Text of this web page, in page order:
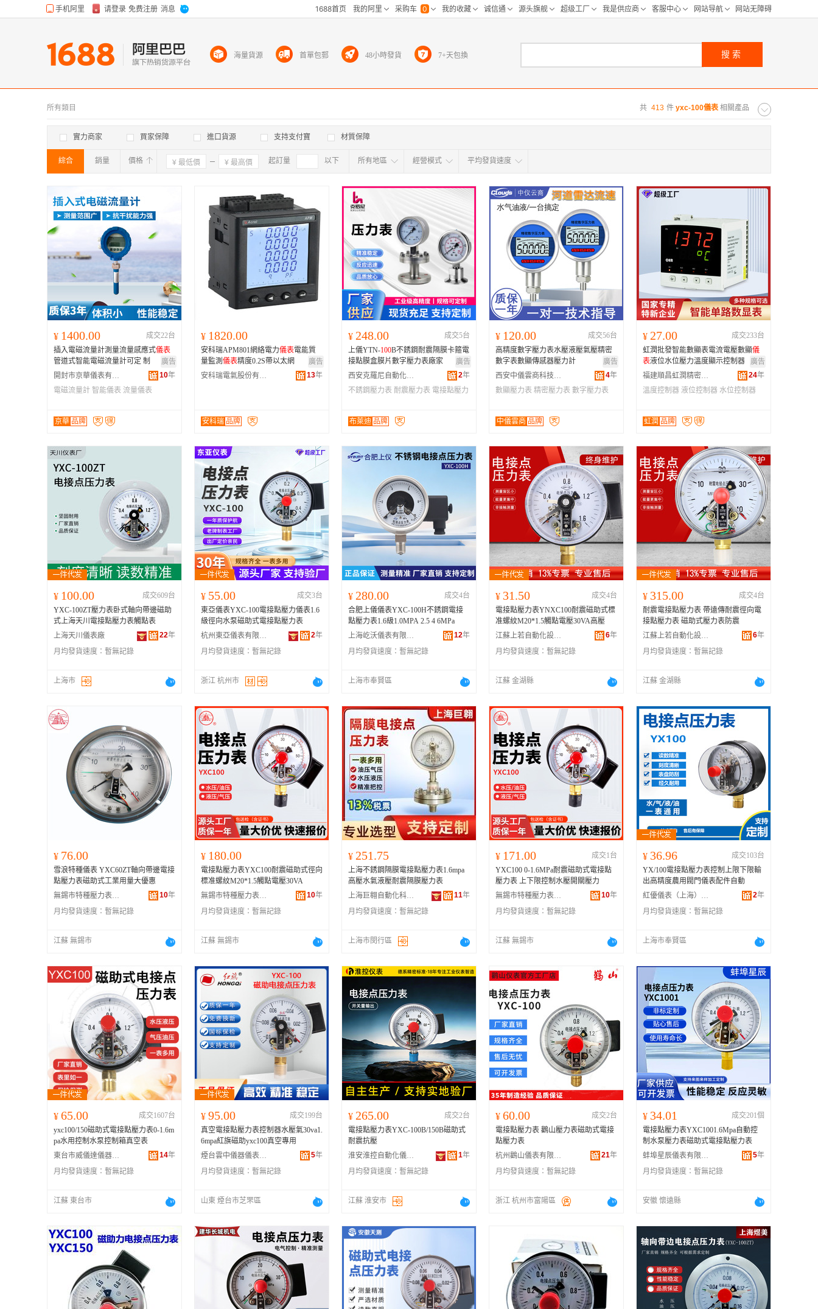
共 413 件 yxc-100儀表 相關產品
所有類目
實力商家 買家保障 進口貨源 支持支付寶 材質保障
綜合 銷量 價格 確定 起訂量 以下
確定 所有地區
所有地区 采购距离:
华东区 华中区 华北区
海外 北京 天津 重庆
广东 山东 河北
河南 福建 安徽 广西
山西 海南 内蒙古 吉林 黑龙江
青海 四川
贵州 西藏 澳门
經營模式 平均發貨速度
¥ 1400.00
成交22台
插入電磁流量計測量流量感應式儀表
管道式智能電磁流量計可定 制
廣告
開封市京華儀表有限公司
10年
電磁流量計 智能儀表 流量儀表
京華 品牌
¥ 1820.00
安科瑞APM801網絡電力儀表電能質
量監測 儀表精度0.2S帶以太網
廣告
安科瑞電氣股份有限公司
13年
安科瑞 品牌
¥ 248.00
成交5台
上儀YTN-100B不銹鋼耐震隔膜卡箍電
接點膜盒膜片數字壓力表廠家
廣告
西安克羅尼自動化工程有限公司
2年
不銹鋼壓力表 耐震壓力表 電接點壓力
布萊迪 品牌
¥ 120.00
成交56台
高精度數字壓力表水壓液壓氣壓精密
數字表數顯傳感器壓力計
廣告
西安中儀雲商科技有限公司
4年
數顯壓力表 精密壓力表 數字壓力表
中儀雲商 品牌
¥ 27.00
成交233台
虹潤批發智能數顯表電流電壓數顯儀
表液位水位壓力溫度顯示控制器
廣告
福建順昌虹潤精密儀器有限公司
24年
溫度控制器 液位控制器 水位控制器
虹潤 品牌
¥ 100.00
成交609台
YXC-100ZT壓力表卧式軸向帶邊磁助
式上海天川電接點壓力表觸點表
上海天川儀表廠
22年
月均發貨速度： 暫無記錄
上海市
¥ 55.00
成交3台
東亞儀表YXC-100電接點壓力儀表1.6
級徑向水泵磁助式電接點壓力表
杭州東亞儀表有限公司
2年
月均發貨速度： 暫無記錄
浙江 杭州市
¥ 280.00
成交4台
合肥上儀儀表YXC-100H不銹鋼電接
點壓力表1.6級1.0MPA 2.5 4 6MPa
上海屹沃儀表有限公司
12年
月均發貨速度： 暫無記錄
上海市奉賢區
¥ 31.50
成交4台
電接點壓力表YNXC100耐震磁助式標
准螺紋M20*1.5觸點電壓30VA高壓
江蘇上若自動化設備有限公司
6年
月均發貨速度： 暫無記錄
江蘇 金湖縣
¥ 315.00
成交4台
耐震電接點壓力表 帶遠傳耐震徑向電
接點壓力表 磁助式壓力表防震
江蘇上若自動化設備有限公司
6年
月均發貨速度： 暫無記錄
江蘇 金湖縣
¥ 76.00
雪浪特種儀表 YXC60ZT軸向帶邊電接
點壓力表磁助式工業用量大優惠
無錫市特種壓力表有限公司
10年
月均發貨速度： 暫無記錄
江蘇 無錫市
¥ 180.00
電接點壓力表YXC100耐震磁助式徑向
標准螺紋M20*1.5觸點電壓30VA
無錫市特種壓力表有限公司
10年
月均發貨速度： 暫無記錄
江蘇 無錫市
¥ 251.75
上海不銹鋼隔膜電接點壓力表1.6mpa
高壓水氣液壓耐震隔膜壓力表
上海巨翱自動化科技有限公司
11年
月均發貨速度： 暫無記錄
上海市閔行區
¥ 171.00
成交1台
YXC100 0-1.6MPa耐震磁助式電接點
壓力表 上下限控制水壓開關壓力
無錫市特種壓力表有限公司
10年
月均發貨速度： 暫無記錄
江蘇 無錫市
¥ 36.96
成交103台
YX/100電接點壓力表控制上限下限輸
出高精度農用閥門儀表配件自動
紅優儀表（上海）有限公司
2年
月均發貨速度： 暫無記錄
上海市奉賢區
¥ 65.00
成交1607台
yxc100/150磁助式電接點壓力表0-1.6m
pa水用控制水泵控制箱真空表
東台市威儀達儀器儀表有限公司
14年
月均發貨速度： 暫無記錄
江蘇 東台市
¥ 95.00
成交199台
真空電接點壓力表控制器水壓氣30va1.
6mpa紅旗磁助yxc100真空專用
煙台雲中儀器儀表有限公司
5年
月均發貨速度： 暫無記錄
山東 煙台市芝罘區
¥ 265.00
成交2台
電接點壓力表YXC-100B/150B磁助式
耐震抗壓
淮安淮控自動化儀表有限公司
1年
月均發貨速度： 暫無記錄
江蘇 淮安市
¥ 60.00
成交2台
電接點壓力表 鸛山壓力表磁助式電接
點壓力表
杭州鸛山儀表有限公司
21年
月均發貨速度： 暫無記錄
浙江 杭州市富陽區
¥ 34.01
成交201個
電接點壓力表YXC1001.6Mpa自動控
制水泵壓力表磁助式電接點壓力表
蚌埠星辰儀表有限公司
5年
月均發貨速度： 暫無記錄
安徽 懷遠縣
海量貨源 首單包郵 48小時發貨 7+天包換 搜索